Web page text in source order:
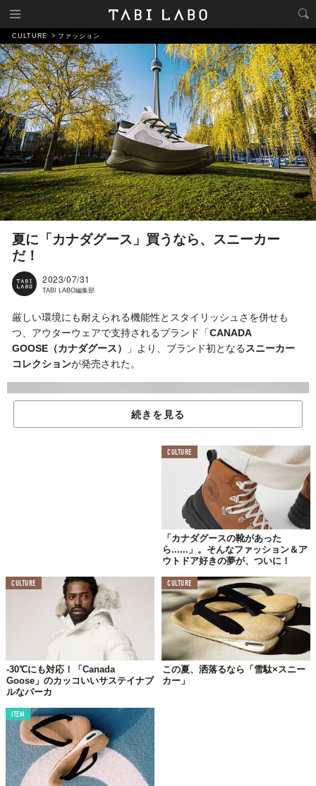
CULTURE ファッション
夏に「カナダグース」買うなら、スニーカー
だ！
2023/07/31
TABI LABO編集部
厳しい環境にも耐えられる機能性とスタイリッシュさを併せも
つ、アウターウェアで支持されるブランド「CANADA
GOOSE（カナダグース）
」より、ブランド初となるスニーカー
コレクションが発売された。
©株式会社カナダグースジャパン
「カナダグース」が培ってきた機能とパフォーマンスを融合し、
耐久性に優れたプロテクション、快適な履き心地、そして洗練さ
れたデザインを実現したのが万能スニーカー「グレーシャー トレ
イル スニーカー」だ。
スリムでシンプルなデザインは、伝統的なトレイルシューズに代
わるラグジュアリーな履き心地を提供。メンズ＆レディースの両
方で展開され、ベージュとホワイトを使用したニュートラルなカ
ラーを用意している。
ブランドのアイコンであるディスクロゴのメープルリーフから着
想を得たアウトソールや、踵部分のフレアで接地面を広げ、滑り
にくい設計に仕上げているあたりは「カナダグース」らしい機能
性だろう。
続きを見る
CULTURE
「カナダグースの靴があった
ら......」。そんなファッション＆ア
ウトドア好きの夢が、ついに！
CULTURE
-30℃にも対応！「Canada
Goose」のカッコいいサステイナブ
ルなパーカ
CULTURE
この夏、洒落るなら「雪駄×スニー
カー」
ITEM